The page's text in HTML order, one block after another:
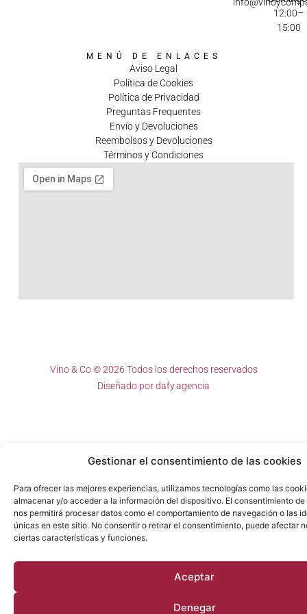
Gestionar el consentimiento de las cookies
Para ofrecer las mejores experiencias, utilizamos tecnologías como las
almacenar y/o acceder a la información del dispositivo. El consentimiento
nos permitirá procesar datos como el comportamiento de navegación o las
únicas en este sitio. No consentir o retirar el consentimiento, puede afectar
ciertas características y funciones.
Aceptar
Denegar
12:00–
15:00
MENÚ DE ENLACES
Aviso Legal
Política de Cookies
Política de Privacidad
Preguntas Frequentes
Envío y Devoluciones
Reembolsos y Devoluciones
Términos y Condiciones
Vino & Co © 2026 Todos los derechos reservados
Diseñado pordafy.agencia